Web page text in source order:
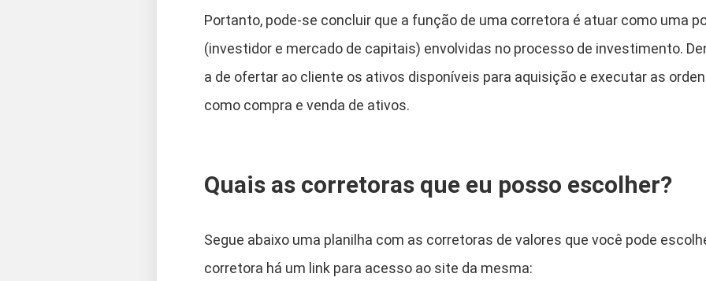
Portanto, pode-se concluir que a função de uma corretora é atuar como uma
(investidor e mercado de capitais) envolvidas no processo de investimento.
a de ofertar ao cliente os ativos disponíveis para aquisição e executar as
como compra e venda de ativos.
Quais as corretoras que eu posso escolher?
Segue abaixo uma planilha com as corretoras de valores que você pode
corretora há um link para acesso ao site da mesma: